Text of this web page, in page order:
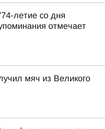
летие со дня
отмечает
мяч из Великого